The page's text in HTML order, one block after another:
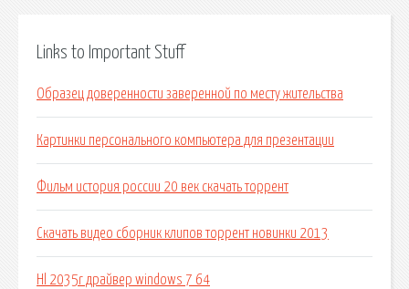
Links to Important Stuff
Образец доверенности заверенной по месту жительства
Картинки персонального компьютера для презентации
Фильм история россии 20 век скачать торрент
Скачать видео сборник клипов торрент новинки 2013
Hl 2035r драйвер windows 7 64